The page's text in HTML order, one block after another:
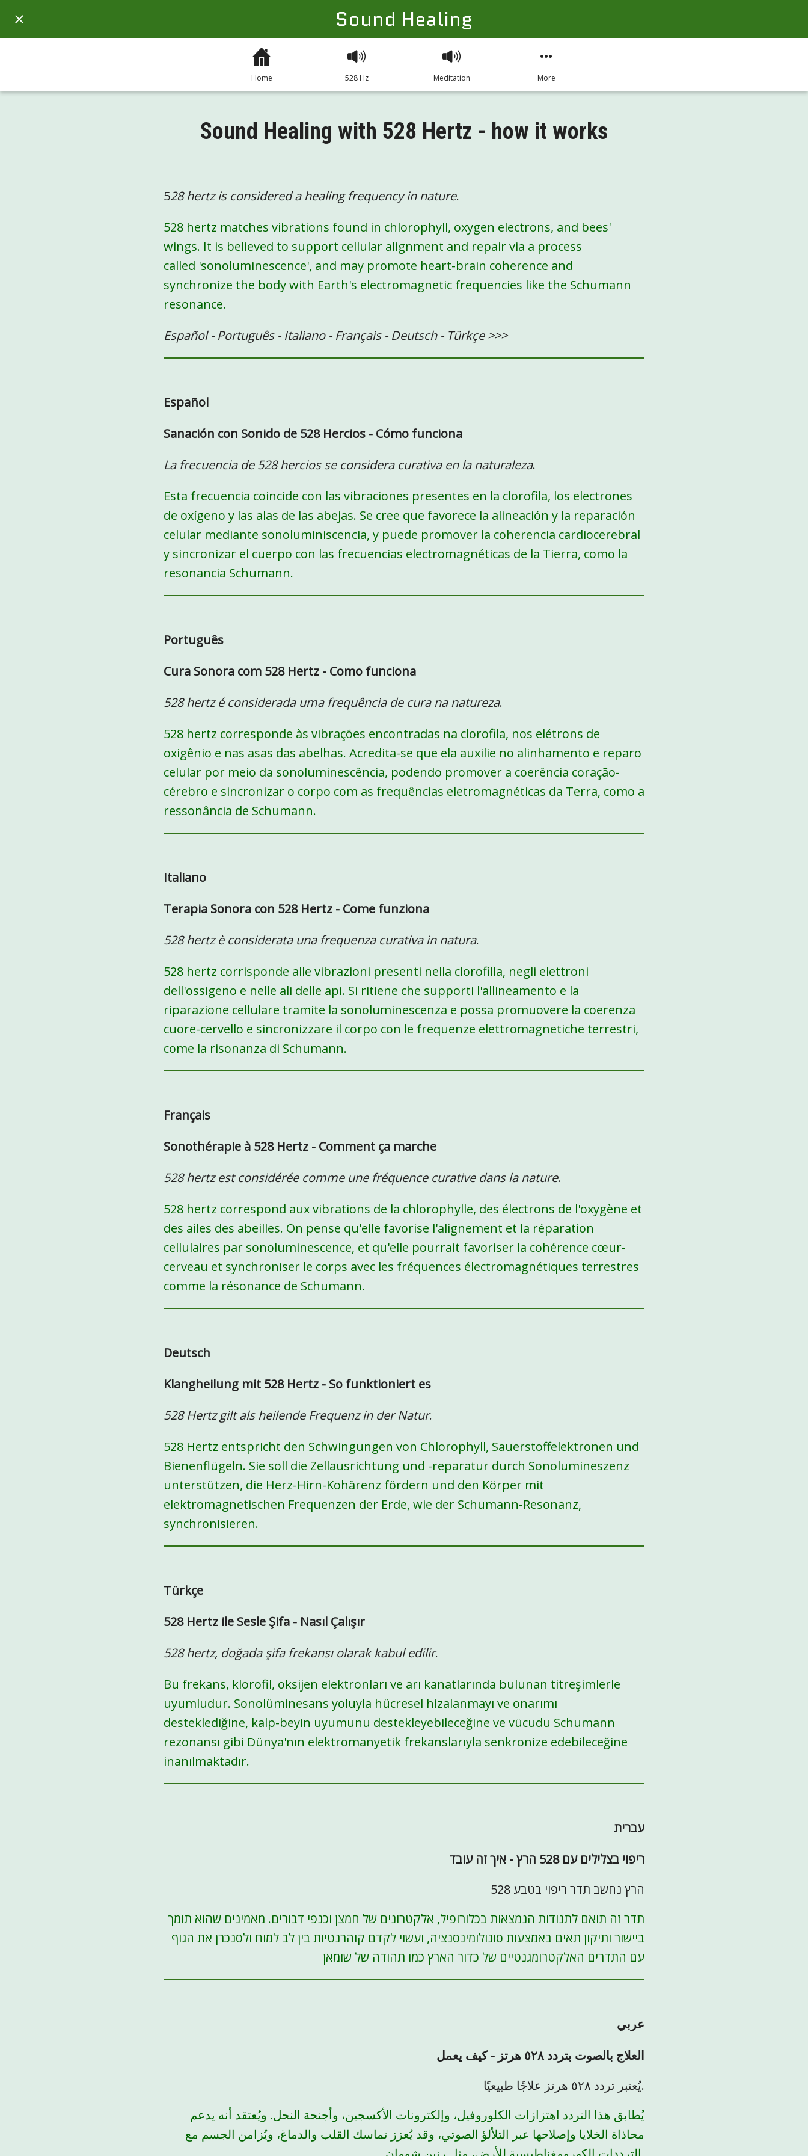
Sound Healing
Home 528 Hz Meditation More
Sound Healing with 528 Hertz - how it works
528 hertz is considered a healing frequency in nature.
528 hertz matches vibrations found in chlorophyll, oxygen electrons, and bees'
wings. It is believed to support cellular alignment and repair via a process
called 'sonoluminescence', and may promote heart-brain coherence and
synchronize the body with Earth's electromagnetic frequencies like the Schumann
resonance.
Español - Português - Italiano - Français - Deutsch - Türkçe >>>
Español
Sanación con Sonido de 528 Hercios - Cómo funciona
La frecuencia de 528 hercios se considera curativa en la naturaleza.
Esta frecuencia coincide con las vibraciones presentes en la clorofila, los electrones
de oxígeno y las alas de las abejas. Se cree que favorece la alineación y la reparación
celular mediante sonoluminiscencia, y puede promover la coherencia cardiocerebral
y sincronizar el cuerpo con las frecuencias electromagnéticas de la Tierra, como la
resonancia Schumann.
Português
Cura Sonora com 528 Hertz - Como funciona
528 hertz é considerada uma frequência de cura na natureza.
528 hertz corresponde às vibrações encontradas na clorofila, nos elétrons de
oxigênio e nas asas das abelhas. Acredita-se que ela auxilie no alinhamento e reparo
celular por meio da sonoluminescência, podendo promover a coerência coração-
cérebro e sincronizar o corpo com as frequências eletromagnéticas da Terra, como a
ressonância de Schumann.
Italiano
Terapia Sonora con 528 Hertz - Come funziona
528 hertz è considerata una frequenza curativa in natura.
528 hertz corrisponde alle vibrazioni presenti nella clorofilla, negli elettroni
dell'ossigeno e nelle ali delle api. Si ritiene che supporti l'allineamento e la
riparazione cellulare tramite la sonoluminescenza e possa promuovere la coerenza
cuore-cervello e sincronizzare il corpo con le frequenze elettromagnetiche terrestri,
come la risonanza di Schumann.
Français
Sonothérapie à 528 Hertz - Comment ça marche
528 hertz est considérée comme une fréquence curative dans la nature.
528 hertz correspond aux vibrations de la chlorophylle, des électrons de l'oxygène et
des ailes des abeilles. On pense qu'elle favorise l'alignement et la réparation
cellulaires par sonoluminescence, et qu'elle pourrait favoriser la cohérence cœur-
cerveau et synchroniser le corps avec les fréquences électromagnétiques terrestres
comme la résonance de Schumann.
Deutsch
Klangheilung mit 528 Hertz - So funktioniert es
528 Hertz gilt als heilende Frequenz in der Natur.
528 Hertz entspricht den Schwingungen von Chlorophyll, Sauerstoffelektronen und
Bienenflügeln. Sie soll die Zellausrichtung und -reparatur durch Sonolumineszenz
unterstützen, die Herz-Hirn-Kohärenz fördern und den Körper mit
elektromagnetischen Frequenzen der Erde, wie der Schumann-Resonanz,
synchronisieren.
Türkçe
528 Hertz ile Sesle Şifa - Nasıl Çalışır
528 hertz, doğada şifa frekansı olarak kabul edilir.
Bu frekans, klorofil, oksijen elektronları ve arı kanatlarında bulunan titreşimlerle
uyumludur. Sonolüminesans yoluyla hücresel hizalanmayı ve onarımı
desteklediğine, kalp-beyin uyumunu destekleyebileceğine ve vücudu Schumann
rezonansı gibi Dünya'nın elektromanyetik frekanslarıyla senkronize edebileceğine
inanılmaktadır.
עברית
ריפוי בצלילים עם 528 הרץ - איך זה עובד
528 הרץ נחשב תדר ריפוי בטבע
תדר זה תואם לתנודות הנמצאות בכלורופיל, אלקטרונים של חמצן וכנפי דבורים. מאמינים שהוא תומך
ביישור ותיקון תאים באמצעות סונולומינסנציה, ועשוי לקדם קוהרנטיות בין לב למוח ולסנכרן את הגוף
עם התדרים האלקטרומגנטיים של כדור הארץ כמו תהודה של שומאן
عربي
العلاج بالصوت بتردد ٥٢٨ هرتز - كيف يعمل
يُعتبر تردد ٥٢٨ هرتز علاجًا طبيعيًا.
يُطابق هذا التردد اهتزازات الكلوروفيل، وإلكترونات الأكسجين، وأجنحة النحل. ويُعتقد أنه يدعم
محاذاة الخلايا وإصلاحها عبر التلألؤ الصوتي، وقد يُعزز تماسك القلب والدماغ، ويُزامن الجسم مع